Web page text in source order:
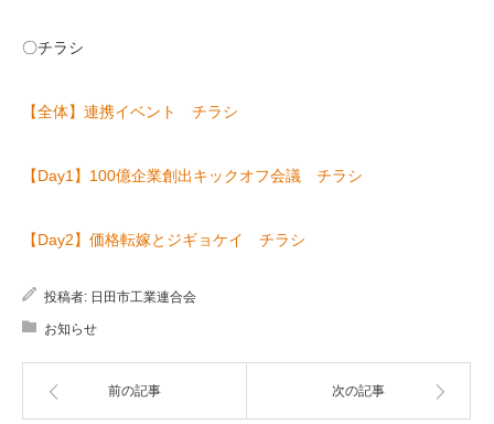
〇チラシ
【全体】連携イベント チラシ
【Day1】100億企業創出キックオフ会議 チラシ
【Day2】価格転嫁とジギョケイ チラシ
投稿者: 日田市工業連合会
お知らせ
前の記事 次の記事